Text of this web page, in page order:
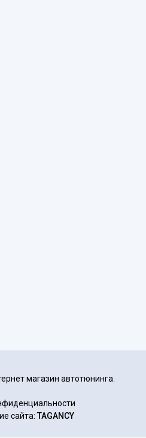
магазин автотюнинга.
сайта: TAGANCY